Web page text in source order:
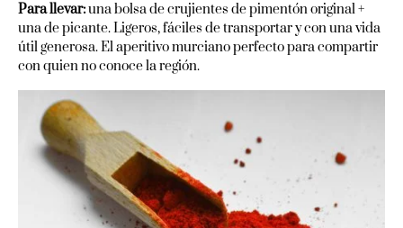
Para llevar:una bolsa de crujientes de pimentón original +
una de picante. Ligeros, fáciles de transportar y con una vida
útil generosa. El aperitivo murciano perfecto para compartir
con quien no conoce la región.